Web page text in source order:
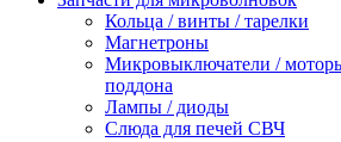
Кольца / винты / тарелки
Магнетроны
Микровыключатели /
поддона
Лампы / диоды
Слюда для печей СВЧ